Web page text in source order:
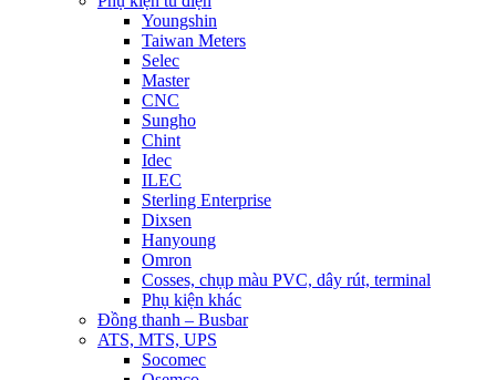
Youngshin
Taiwan Meters
Selec
Master
CNC
Sungho
Chint
Idec
ILEC
Sterling Enterprise
Dixsen
Hanyoung
Omron
Cosses, chụp màu PVC, dây rút, terminal
Phụ kiện khác
Đồng thanh – Busbar
ATS, MTS, UPS
Socomec